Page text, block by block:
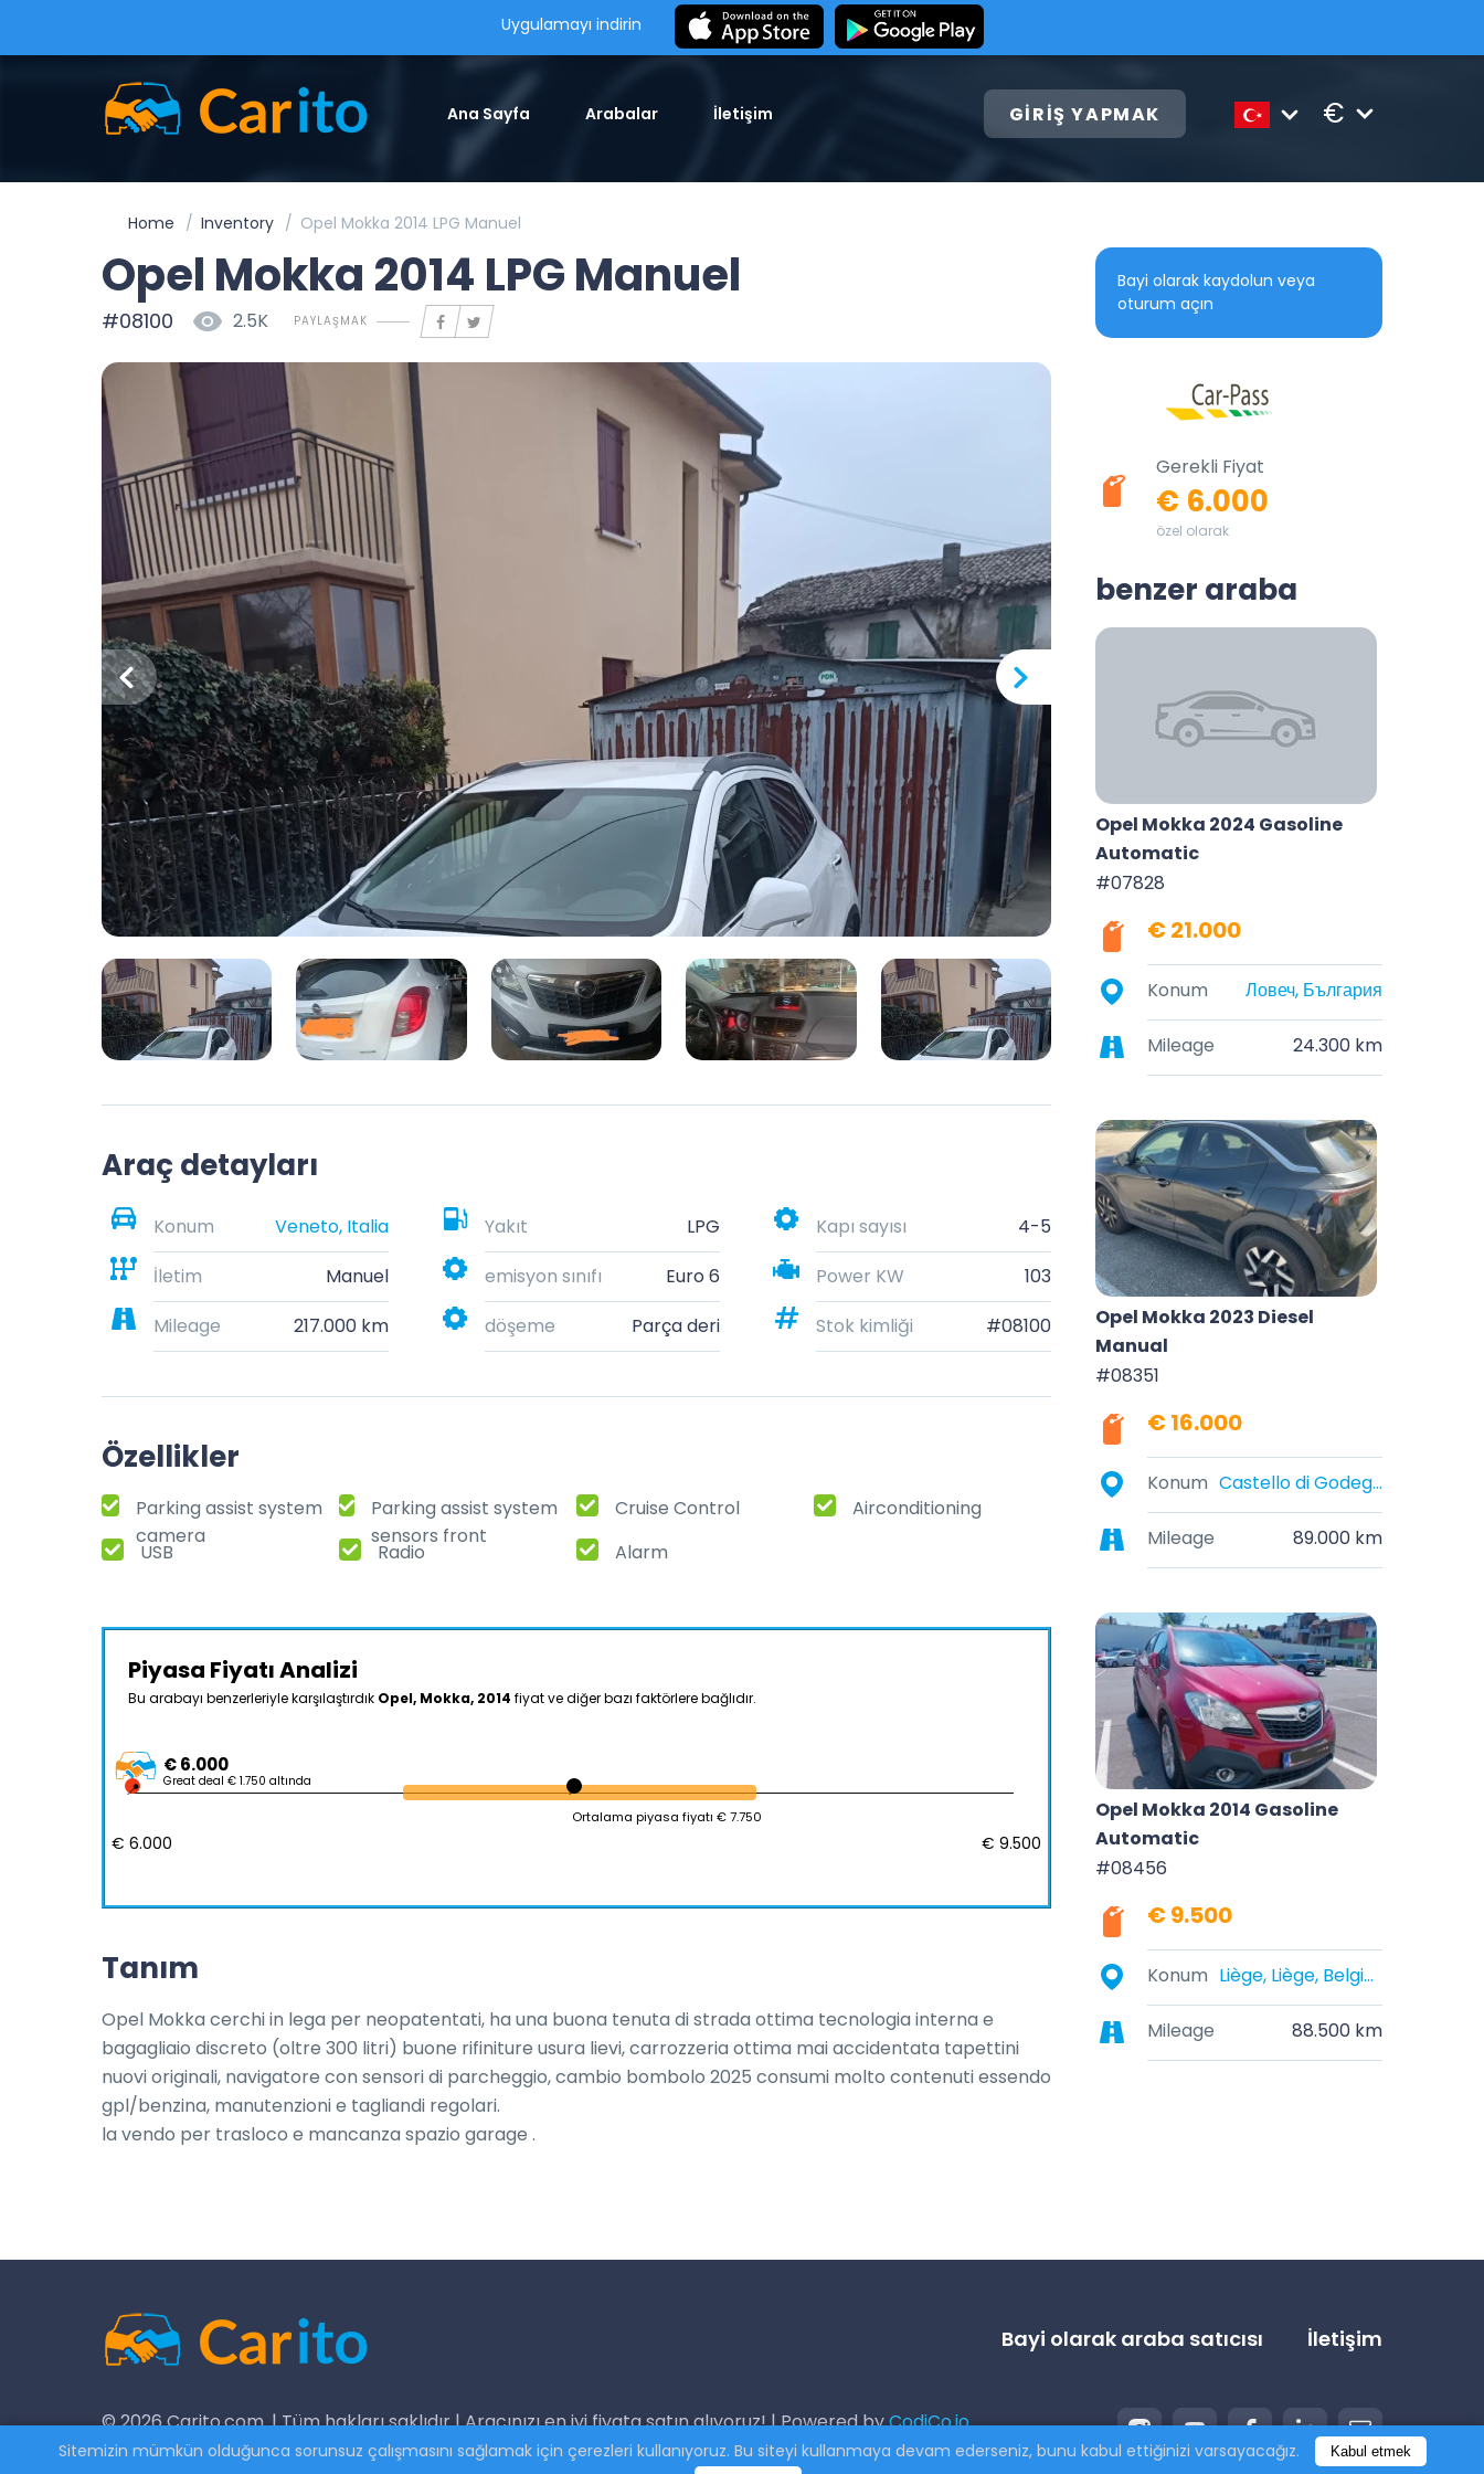
Uygulamayı indirin
Ana Sayfa Arabalar İletişim GIRIŞ YAPMAK €
Home Inventory Opel Mokka 2014 LPG Manuel
Opel Mokka 2014 LPG Manuel
#08100 2.5K PAYLAŞMAK
Araç detayları
Konum Veneto, Italia Yakıt LPG Kapı sayısı
4-5
İletim
Manuel emisyon sınıfı Euro 6 Power KW
103
Mileage
217.000 km döşeme Parça deri Stok kimliği #08100
Özellikler
Parking assist system
camera
Parking assist system
sensors front
Cruise Control
Airconditioning
USB
Radio Alarm
Piyasa Fiyatı Analizi
Bu arabayı benzerleriyle karşılaştırdık Opel, Mokka, 2014 fiyat ve diğer bazı faktörlere bağlıdır.
€ 6.000
Great deal € 1.750 altında
Ortalama piyasa fiyatı € 7.750
€ 6.000 € 9.500
Tanım
Opel Mokka cerchi in lega per neopatentati, ha una buona tenuta di strada ottima tecnologia interna e
bagagliaio discreto (oltre 300 litri) buone rifiniture usura lievi, carrozzeria ottima mai accidentata tapettini
nuovi originali, navigatore con sensori di parcheggio, cambio bombolo 2025 consumi molto contenuti essendo
gpl/benzina, manutenzioni e tagliandi regolari.
la vendo per trasloco e mancanza spazio garage .
Bayi olarak kaydolun veya
oturum açın
Gerekli Fiyat
€ 6.000
özel olarak
benzer araba
Opel Mokka 2024 Gasoline
Automatic
#07828
€ 21.000
Konum Ловеч, България
Mileage 24.300 km
Opel Mokka 2023 Diesel
Manual
#08351
€ 16.000
Konum Castello di Godego, Veneto, Italia
Mileage 89.000 km
Opel Mokka 2014 Gasoline
Automatic
#08456
€ 9.500
Konum Liège, Liège, Belgique
Mileage 88.500 km
Bayi olarak araba satıcısı İletişim
© 2026 Carito.com. | Tüm hakları saklıdır | Aracınızı en iyi fiyata satın alıyoruz! | Powered byCodiCo.io
Sitemizin mümkün olduğunca sorunsuz çalışmasını sağlamak için çerezleri kullanıyoruz. Bu siteyi kullanmaya devam ederseniz, bunu kabul ettiğinizi varsayacağız.
Kabul etmek